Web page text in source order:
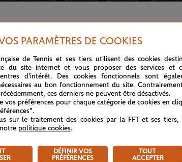
encore connu une folle journée.
PARAMÈTRES DE COOKIES
de Tennis et ses tiers utilisent des cookies
du site internet et vous proposer des services et
d'intérêt. Des cookies fonctionnels sont
au bon fonctionnement du site.
ces derniers ne peuvent être désactivés.
vos préférences pour chaque catégorie de cookies en
sur le traitement des cookies par la FFT et ses tiers,
politique cookies.
DÉFINIR VOS
PRÉFÉRENCES
TOUT
ACCEPTER